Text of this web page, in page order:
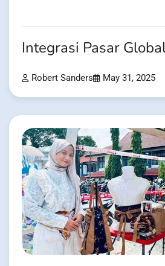
Integrasi Pasar
Robert Sanders May 31, 2025